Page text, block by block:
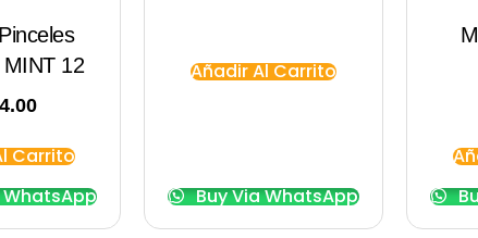
12
Carrito
Añadir Al Carrito
Buy Via WhatsApp